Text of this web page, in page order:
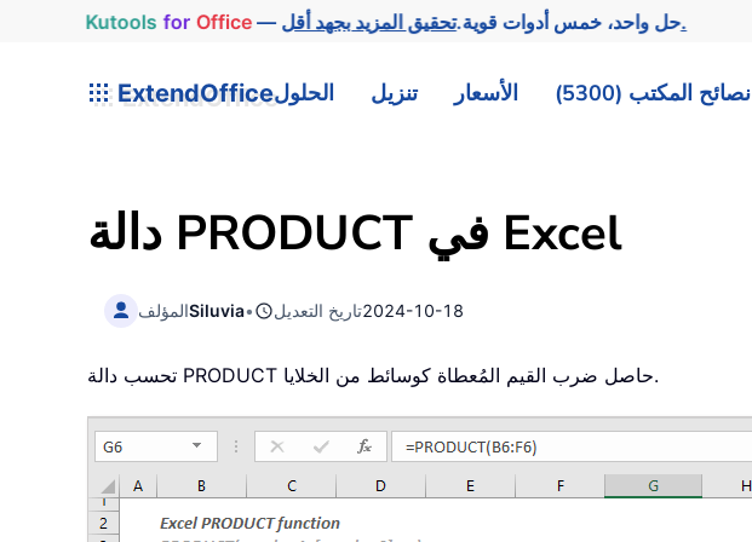
Kutools for Office — حل واحد، خمس أدوات قوية.
ExtendOfficeالحلول تنزيل الأسعار نصائح المكتب (5300)
دالة PRODUCT في Excel
المؤلفSiluvia• تاريخ التعديل2024-10-18
تحسب دالة PRODUCT حاصل ضرب القيم المُعطاة كوسائط من الخلايا.